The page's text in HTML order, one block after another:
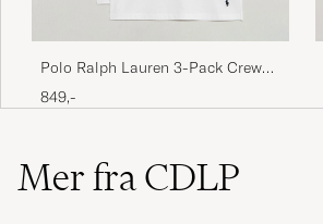
Polo Ralph Lauren 3-Pack Crew
Neck T-Shirt White
849,-
Mer fra CDLP